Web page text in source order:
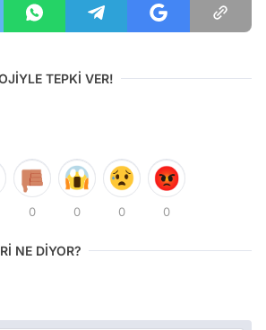
TEPKİ VER!
0 0 0 0
NE DİYOR?